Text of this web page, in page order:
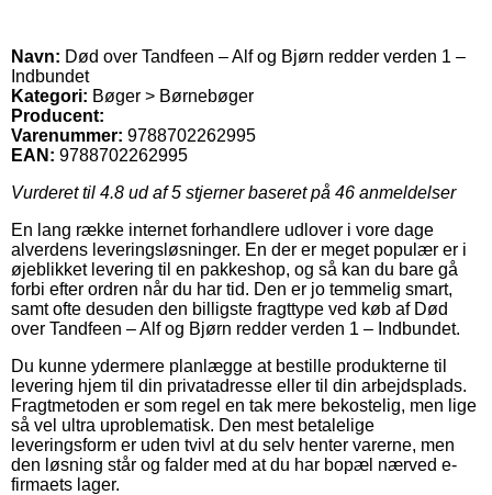
Navn: Død over Tandfeen – Alf og Bjørn redder verden 1 –
Indbundet
Kategori: Bøger > Børnebøger
Producent:
Varenummer: 9788702262995
EAN: 9788702262995
Vurderet til 4.8 ud af 5 stjerner baseret på 46 anmeldelser
En lang række internet forhandlere udlover i vore dage
alverdens leveringsløsninger. En der er meget populær er i
øjeblikket levering til en pakkeshop, og så kan du bare gå
forbi efter ordren når du har tid. Den er jo temmelig smart,
samt ofte desuden den billigste fragttype ved køb af Død
over Tandfeen – Alf og Bjørn redder verden 1 – Indbundet.
Du kunne ydermere planlægge at bestille produkterne til
levering hjem til din privatadresse eller til din arbejdsplads.
Fragtmetoden er som regel en tak mere bekostelig, men lige
så vel ultra uproblematisk. Den mest betalelige
leveringsform er uden tvivl at du selv henter varerne, men
den løsning står og falder med at du har bopæl nærved e-
firmaets lager.